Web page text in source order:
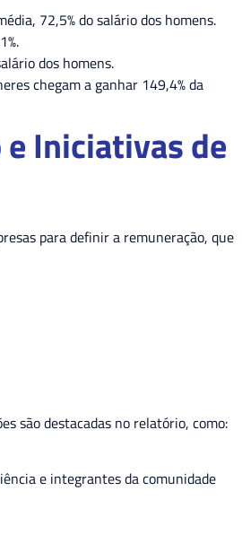
72,5% do salário dos homens.
dos homens.
chegam a ganhar 149,4% da
Iniciativas de
para definir a remuneração, que
são destacadas no relatório, como:
e integrantes da comunidade